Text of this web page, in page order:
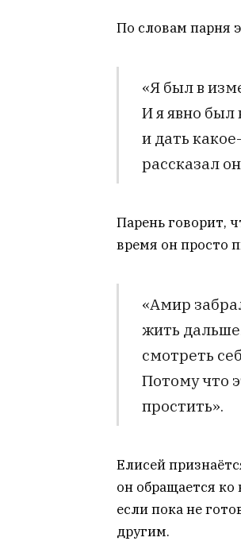
По словам парня
«Я был в
И я явно был
и дать
рассказал
Парень говорит,
время он просто
«Амир
жить
смотреть
Потому что
простить».
Елисей
он обращается
если пока не
другим.